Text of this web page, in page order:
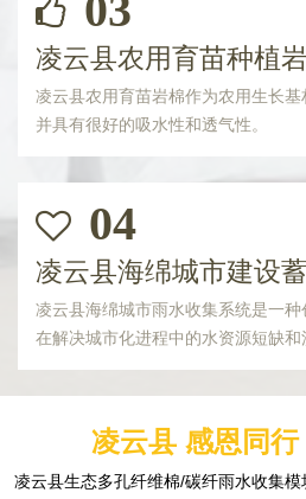
凌云县农用育苗种植
凌云县农用育苗岩棉作为农用生长基
并具有很好的吸水性和透气性。
04
凌云县海绵城市建设
凌云县海绵城市雨水收集系统是一
在解决城市化进程中的水资源短缺和
凌云县 感恩同
凌云县生态多孔纤维棉/碳纤雨水收集